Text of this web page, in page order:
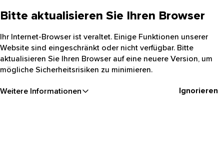
Bitte aktualisieren Sie Ihren Browser
Ihr Internet-Browser ist veraltet. Einige Funktionen unserer
Website sind eingeschränkt oder nicht verfügbar. Bitte
aktualisieren Sie Ihren Browser auf eine neuere Version, um
mögliche Sicherheitsrisiken zu minimieren.
Weitere Informationen Ignorieren